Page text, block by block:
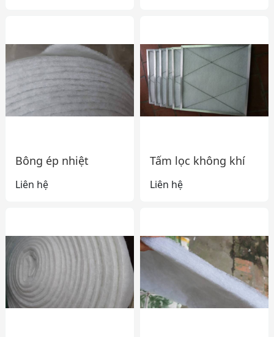
Bông ép nhiệt
Liên hệ
Tấm lọc không khí
Liên hệ